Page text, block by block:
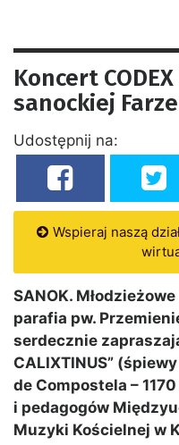
Koncert
sanockiej Farze
Udostępnij na:
Wspieraj naszą
SANOK.
parafia pw.
serdecznie
CALIXTINUS”
de Compostela –
i pedagogów
Muzyki Kościelnej w